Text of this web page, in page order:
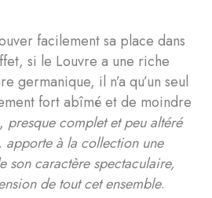
facilement sa place dans
si le Louvre a une riche
germanique, il n’a qu’un seul
fort abîmé et de moindre
presque complet et peu altéré
apporte à la collection une
caractère spectaculaire,
de tout cet ensemble.